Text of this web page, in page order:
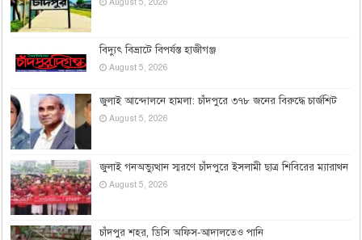
August 5, 2026
বিদ্যুৎ বিভ্রাটে বিপর্যস্ত হাজীগঞ্জ
August 5, 2026
জুলাই আন্দোলনে হামলা: চাঁদপুরে ৩৭৮ জনের বিরুদ্ধে চার্জশিট
August 5, 2026
জুলাই গনঅভ্যুত্থান স্মরণে চাঁদপুরে ইসলামী ছাত্র শিবিরের ম্যারাথন
August 5, 2026
চাঁদপুর শহর, ডিসি অফিস-আদালতেও পানি